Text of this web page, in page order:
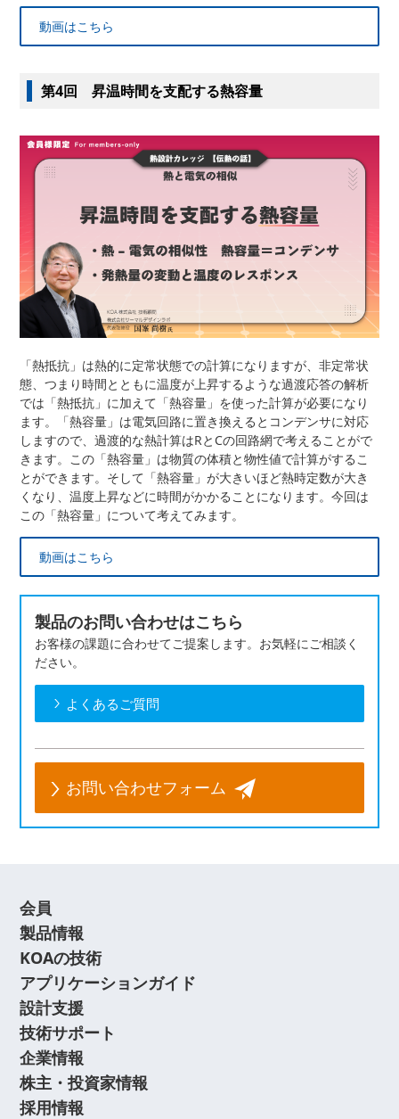
動画はこちら
第4回 昇温時間を支配する熱容量
「熱抵抗」は熱的に定常状態での計算になりますが、非定常状
態、つまり時間とともに温度が上昇するような過渡応答の解析
では「熱抵抗」に加えて「熱容量」を使った計算が必要になり
ます。「熱容量」は電気回路に置き換えるとコンデンサに対応
しますので、過渡的な熱計算はRとCの回路網で考えることがで
きます。この「熱容量」は物質の体積と物性値で計算がするこ
とができます。そして「熱容量」が大きいほど熱時定数が大き
くなり、温度上昇などに時間がかかることになります。今回は
この「熱容量」について考えてみます。
動画はこちら
製品のお問い合わせはこちら
お客様の課題に合わせてご提案します。お気軽にご相談く
ださい。
よくあるご質問
お問い合わせフォーム
会員
製品情報
KOAの技術
アプリケーションガイド
設計支援
技術サポート
企業情報
株主・投資家情報
採用情報